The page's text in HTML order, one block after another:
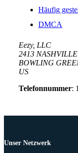
Häufig
DMCA
Eezy, LLC
2413
BOWLING
US
Telefonnummer:
Unser Netzwerk